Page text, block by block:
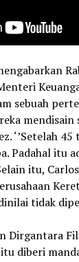
sebuah
mendisain
‘’Setelah
Padahal itu
itu,
tidak
Dirgantara
diberi